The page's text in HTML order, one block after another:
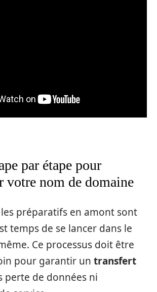
par étape pour
votre nom de domaine
préparatifs en amont sont
temps de se lancer dans le
Ce processus doit être
pour garantir un transfert
perte de données ni